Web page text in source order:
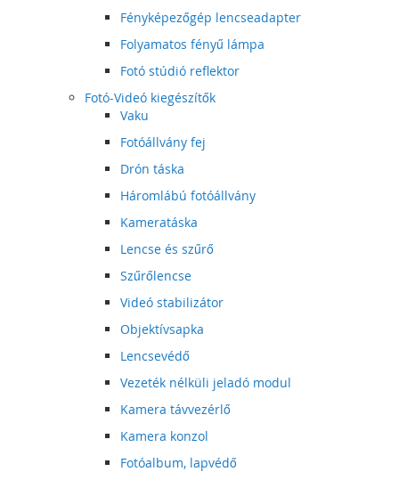
Fényképezőgép lencseadapter
Folyamatos fényű lámpa
Fotó stúdió reflektor
Fotó-Videó kiegészítők
Vaku
Fotóállvány fej
Drón táska
Háromlábú fotóállvány
Kameratáska
Lencse és szűrő
Szűrőlencse
Videó stabilizátor
Objektívsapka
Lencsevédő
Vezeték nélküli jeladó modul
Kamera távvezérlő
Kamera konzol
Fotóalbum, lapvédő